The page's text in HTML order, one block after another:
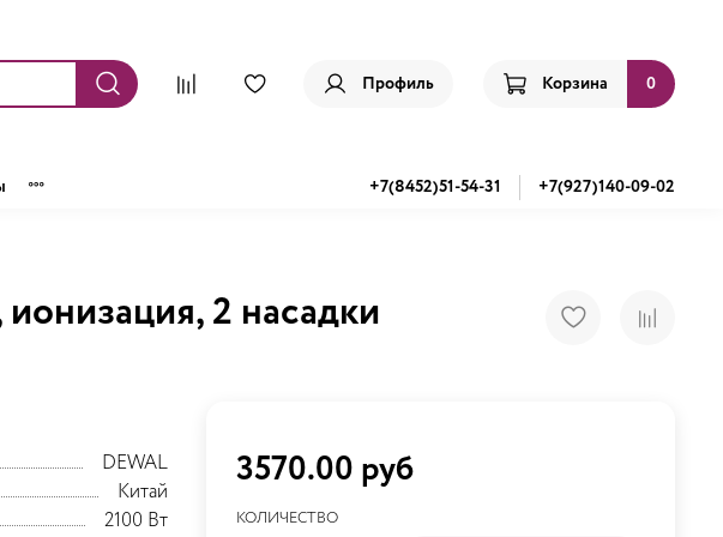
Профиль Корзина 0
+7(8452)51-54-31 +7(927)140-09-02
2 насадки
DEWAL
Китай
2100 Вт
3570.00 руб
КОЛИЧЕСТВО